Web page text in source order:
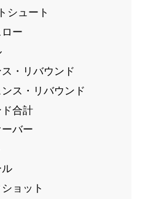
シュート
ー
・リバウンド
ス・リバウンド
合計
バー
ョット